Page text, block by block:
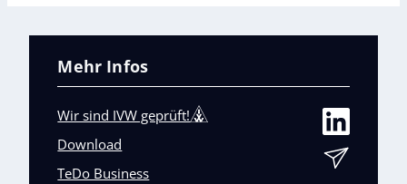
Mehr Infos
Wir sind IVW geprüft!
Download
TeDo Business